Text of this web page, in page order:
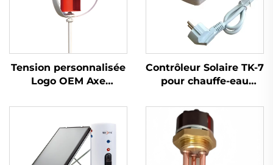
Tension personnalisée
Logo OEM Axe
Éolienne 100W-50kW
Système Autonome
d'Énergie Éolienne
avec Logo
Contrôleur Solaire TK-7
pour chauffe-eau